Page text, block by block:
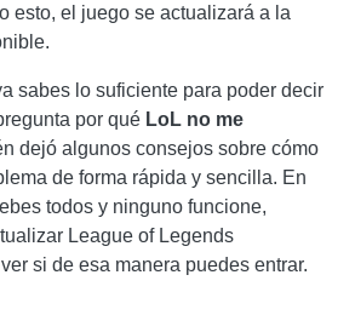
esto, el juego se actualizará a la
sabes lo suficiente para poder decir
por qué LoL no me
dejó algunos consejos sobre cómo
de forma rápida y sencilla. En
todos y ninguno funcione,
League of Legends
si de esa manera puedes entrar.